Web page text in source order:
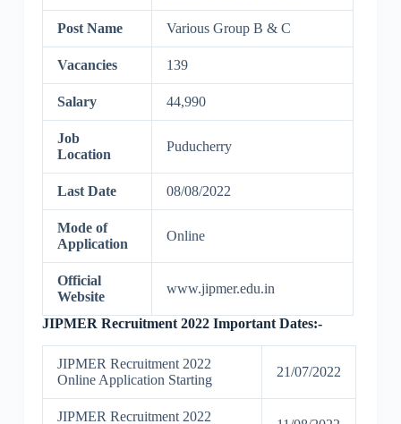
Post Name Various Group B & C
Vacancies 139
Salary 44,990
Job
Location
Puducherry
Last Date 08/08/2022
Mode of
Application
Online
Official
Website
www.jipmer.edu.in
JIPMER Recruitment 2022 Important Dates:-
JIPMER Recruitment 2022
Online Application Starting
21/07/2022
JIPMER Recruitment 2022